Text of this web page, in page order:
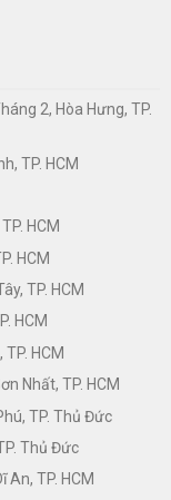
2, Hòa Hưng, TP.
TP. HCM
HCM
HCM
TP. HCM
HCM
HCM
Nhất, TP. HCM
TP. Thủ Đức
Thủ Đức
An, TP. HCM